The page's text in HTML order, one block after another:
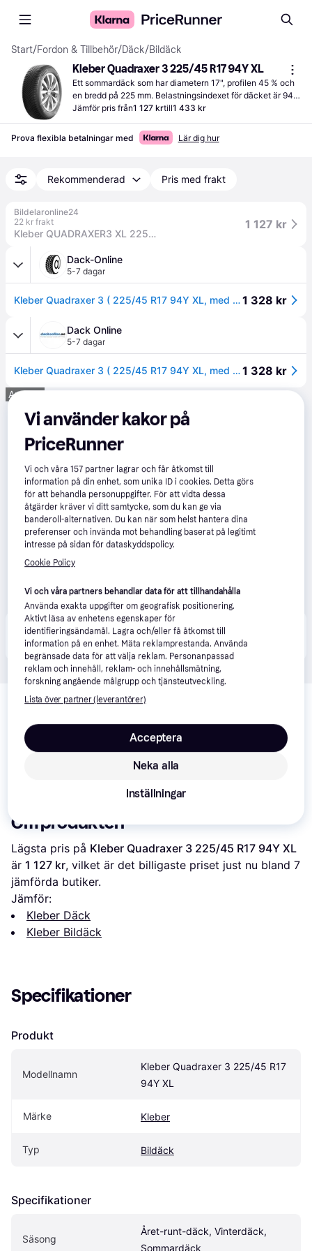
Start/Fordon & Tillbehör/Däck/Bildäck
Kleber Quadraxer 3 225/45 R17 94Y XL
Ett sommardäck som har diametern 17", profilen 45 % och
en bredd på 225 mm. Belastningsindexet för däcket är 94,
vilket beskriver hur mycket vikt däcket kan utsättas för.
Jämför pris från1 127 krtill1 433 kr
Prova flexibla betalningar med Lär dig hur
Rekommenderad Pris med frakt
Bildelaronline24
22 kr frakt
Kleber QUADRAXER3 XL 225/45 R17 94Y personbil Däck 660234
1 127 kr
Dack-Online
5-7 dagar
Kleber Quadraxer 3 ( 225/45 R17 94Y XL, med fälgskyddslist (FSL) )1 328 kr
Dack Online
5-7 dagar
Kleber Quadraxer 3 ( 225/45 R17 94Y XL, med fälgskyddslist (FSL) )1 328 kr
Annons
Produkten finns även hos 4 butiker som valt att inte
samarbeta med PriceRunner.
Om produkten
Lägsta pris på Kleber Quadraxer 3 225/45 R17 94Y XL
är 1 127 kr, vilket är det billigaste priset just nu bland 7
jämförda butiker.
Jämför:
Kleber Däck
Kleber Bildäck
Specifikationer
Produkt
Modellnamn
Kleber Quadraxer 3 225/45 R17
94Y XL
Märke Kleber
Typ Bildäck
Specifikationer
Säsong
Året-runt-däck, Vinterdäck,
Sommardäck
Vi använder kakor på
PriceRunner
Vi och våra157 partner lagrar och får åtkomst till
information på din enhet, som unika ID i cookies. Detta görs
för att behandla personuppgifter. För att vidta dessa
åtgärder kräver vi ditt samtycke, som du kan ge via
banderoll-alternativen. Du kan när som helst hantera dina
preferenser och invända mot behandling baserat på legitimt
intresse på sidan för dataskyddspolicy.
Cookie Policy
Vi och våra partners behandlar data för att tillhandahålla
Använda exakta uppgifter om geografisk positionering.
Aktivt läsa av enhetens egenskaper för
identifieringsändamål. Lagra och/eller få åtkomst till
information på en enhet. Mäta reklamprestanda. Använda
begränsade data för att välja reklam. Personanpassad
reklam och innehåll, reklam- och innehållsmätning,
forskning angående målgrupp och tjänsteutveckling.
Lista över partner (leverantörer)
Neka alla
Acceptera
Inställningar